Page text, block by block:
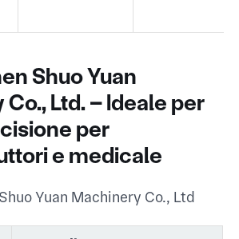
Shuo Yuan
Ltd. – Ideale per
per
e medicale